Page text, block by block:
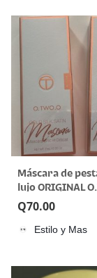
Máscara de
lujo ORIGINAL
Q70.00
Estilo y Mas